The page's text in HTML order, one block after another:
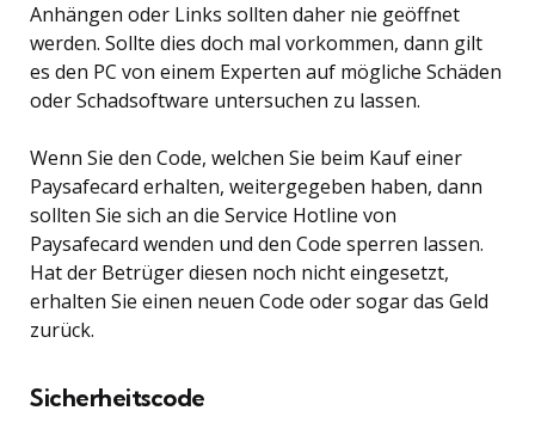
Anhängen oder Links sollten daher nie geöffnet
werden. Sollte dies doch mal vorkommen, dann gilt
es den PC von einem Experten auf mögliche Schäden
oder Schadsoftware untersuchen zu lassen.
Wenn Sie den Code, welchen Sie beim Kauf einer
Paysafecard erhalten, weitergegeben haben, dann
sollten Sie sich an die Service Hotline von
Paysafecard wenden und den Code sperren lassen.
Hat der Betrüger diesen noch nicht eingesetzt,
erhalten Sie einen neuen Code oder sogar das Geld
zurück.
Sicherheitscode